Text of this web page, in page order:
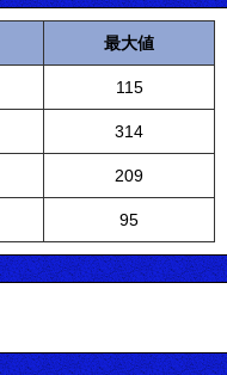
最大値
115
314
209
95